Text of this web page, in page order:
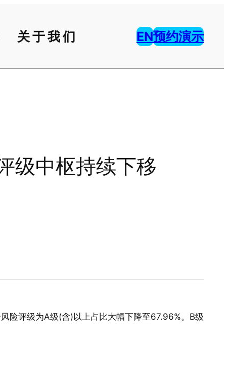
关于我们 EN预约演示
级中枢持续下移
险评级为A级(含)以上占比大幅下降至67.96%。B级